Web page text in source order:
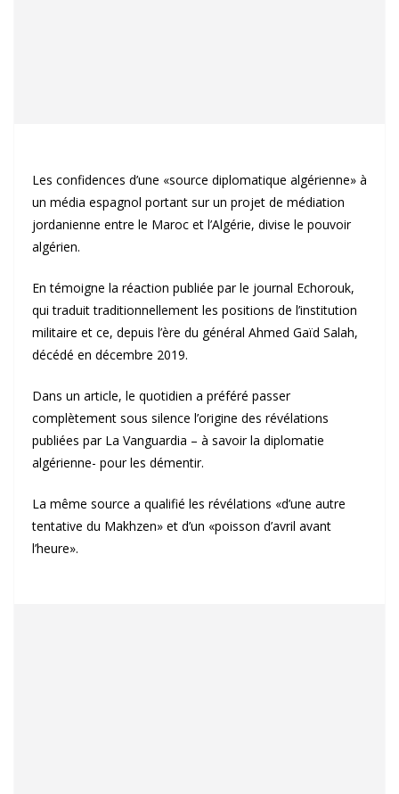
Les confidences d’une «source diplomatique algérienne» à
un média espagnol portant sur un projet de médiation
jordanienne entre le Maroc et l’Algérie, divise le pouvoir
algérien.
En témoigne la réaction publiée par le journal Echorouk,
qui traduit traditionnellement les positions de l’institution
militaire et ce, depuis l’ère du général Ahmed Gaïd Salah,
décédé en décembre 2019.
Dans un article, le quotidien a préféré passer
complètement sous silence l’origine des révélations
publiées par La Vanguardia – à savoir la diplomatie
algérienne- pour les démentir.
La même source a qualifié les révélations «d’une autre
tentative du Makhzen» et d’un «poisson d’avril avant
l’heure».